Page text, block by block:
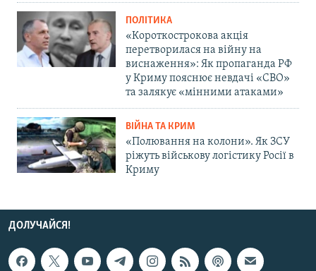
ПОЛІТИКА
«Короткострокова акція
перетворилася на війну на
виснаження»: Як пропаганда РФ
у Криму пояснює невдачі «СВО»
та залякує «мінними атаками»
ВІЙНА ТА КРИМ
«Полювання на колони». Як ЗСУ
ріжуть військову логістику Росії в
Криму
ДОЛУЧАЙСЯ!